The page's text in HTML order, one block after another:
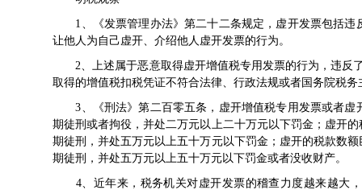
1、《发票管理办法》第二十二条规定，虚开发票包括
让他人为自己虚开、介绍他人虚开发票的行为。
2、上述属于恶意取得虚开增值税专用发票的行为，违反
取得的增值税扣税凭证不符合法律、行政法规或者国务院税
3、《刑法》第二百零五条，虚开增值税专用发票或者
期徒刑或者拘役，并处二万元以上二十万元以下罚金；虚开
期徒刑，并处五万元以上五十万元以下罚金；虚开的税款数
期徒刑，并处五万元以上五十万元以下罚金或者没收财产。
4、近年来，税务机关对虚开发票的稽查力度越来越大